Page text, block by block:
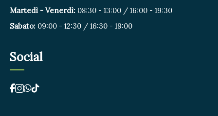
Martedì - Venerdì: 08:30 - 13:00 / 16:00 - 19:30
Sabato: 09:00 - 12:30 / 16:30 - 19:00
Social